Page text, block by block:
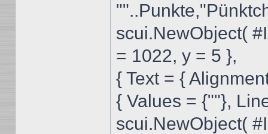
scui.NewObject(
= 1022, y = 5 },
{ Text = {
{ Values = {""},
scui.NewObject(